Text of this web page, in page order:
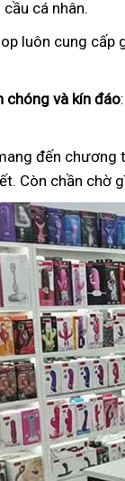
cá nhân.
luôn cung cấp
chóng và kín đáo
đến chương
Còn chần chờ